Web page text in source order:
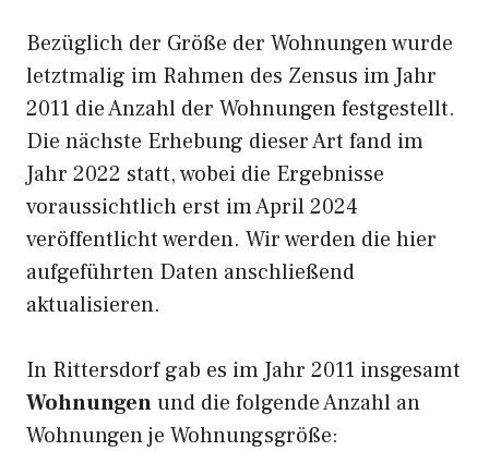
Bezüglich der Größe der Wohnungen wurde
letztmalig im Rahmen des Zensus im Jahr
2011 die Anzahl der Wohnungen festgestellt.
Die nächste Erhebung dieser Art fand im
Jahr 2022 statt, wobei die Ergebnisse
voraussichtlich erst im April 2024
veröffentlicht werden. Wir werden die hier
aufgeführten Daten anschließend
aktualisieren.
In Rittersdorf gab es im Jahr 2011 insgesamt
Wohnungenund die folgende Anzahl an
Wohnungen je Wohnungsgröße: